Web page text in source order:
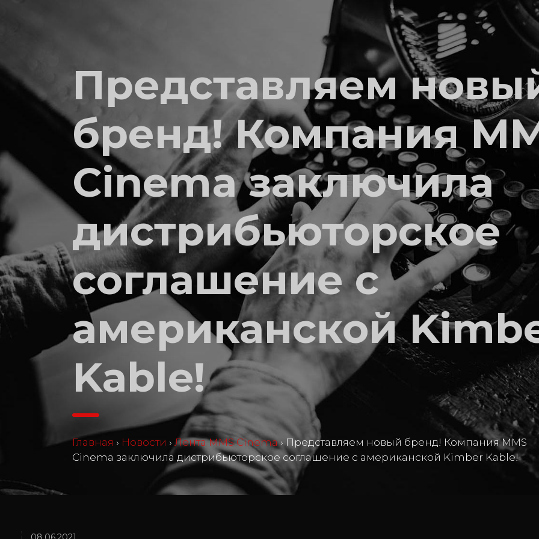
Представляем
бренд! Компания
Cinema заключила
дистрибьюторское
соглашение с
американской
Kable!
Главная › Новости › Лента MMS Cinema ›Представляем новый бренд! Компания MMS
Cinema заключила дистрибьюторское соглашение с американской Kimber Kable!